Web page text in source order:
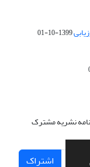
1399-10-01
نشریه مشترک
اشتراک